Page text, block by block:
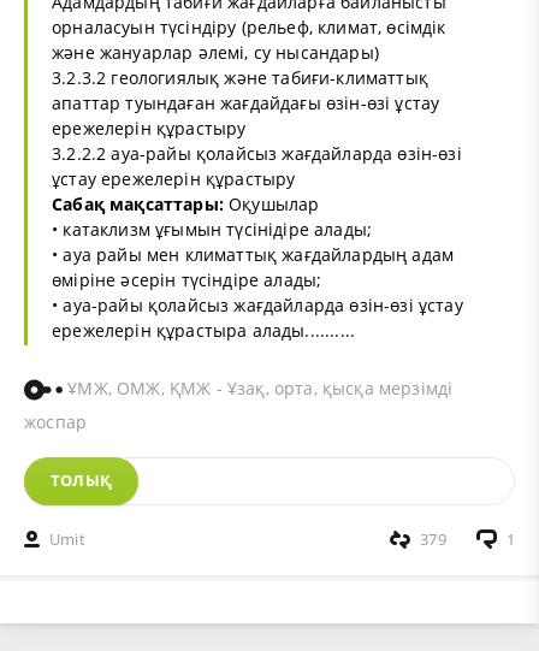
орналасуын түсіндіру (рельеф, климат, өсімдік
және жануарлар әлемі, су нысандары)
3.2.3.2 геологиялық және табиғи-климаттық
апаттар туындаған жағдайдағы өзін-өзі ұстау
ережелерін құрастыру
3.2.2.2 ауа-райы қолайсыз жағдайларда өзін-өзі
ұстау ережелерін құрастыру
Сабақ мақсаттары:Оқушылар
• катаклизм ұғымын түсінідіре алады;
• ауа райы мен климаттық жағдайлардың адам
өміріне әсерін түсіндіре алады;
• ауа-райы қолайсыз жағдайларда өзін-өзі ұстау
ережелерін құрастыра алады..........
ҰМЖ, ОМЖ, ҚМЖ - Ұзақ, орта, қысқа мерзімді
жоспар
ТОЛЫҚ
Umit 1
379